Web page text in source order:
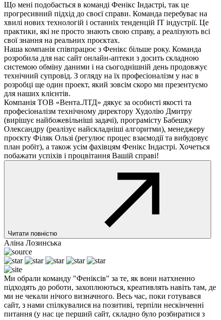
Що мені подобається в команді Фенікс Індастрі, так це
прогресивний підхід до своєї справи. Команда перебуває на
хвилі нових технологій і останніх тенденцій IT індустрії. Це
практики, які не просто знають свою справу, а реалізують всі
свої знання на реальних проєктах.
Наша компанія співпрацює з Фенікс більше року. Команда
розробила для нас сайт онлайн-аптеки з досить складною
системою обміну даними і на сьогоднішній день продовжує
технічний супровід. З огляду на їх професіоналізм у нас в
розробці ще один проект, який зовсім скоро ми презентуємо
для наших клієнтів.
Компанія ТОВ «Вента.ЛТД» дякує за особисті якості та
професіоналізм технічному директору Худолію Дмитру
(вирішує найбожевільніші задачі), програмісту Бабешку
Олександру (реалізує найскладніші алгоритми), менеджеру
проєкту Філяк Ользі (регулює процес взаємодії та вибудовує
план робіт), а також усім фахівцям Фенікс Індастрі. Хочеться
побажати успіхів і процвітання Вашій справі!
Читати повністю
Аліна Лозинська
Ми обрали команду "Феніксів" за те, як вони натхненно
підходять до роботи, захоплюються, креативлять навіть там, де
ми не чекали нічого визначного. Весь час, поки готувався
сайт, з нами спілкувалися на позитиві, терпіли нескінченні
питання (у нас це перший сайт, складно було розбиратися з